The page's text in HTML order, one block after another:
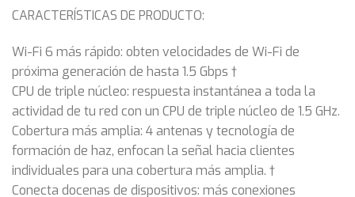
CARACTERÍSTICAS DE PRODUCTO:
Wi-Fi 6 más rápido: obten velocidades de Wi-Fi de
próxima generación de hasta 1.5 Gbps †
CPU de triple núcleo: respuesta instantánea a toda la
actividad de tu red con un CPU de triple núcleo de 1.5 GHz.
Cobertura más amplia: 4 antenas y tecnología de
formación de haz, enfocan la señal hacia clientes
individuales para una cobertura más amplia. †
Conecta docenas de dispositivos: más conexiones